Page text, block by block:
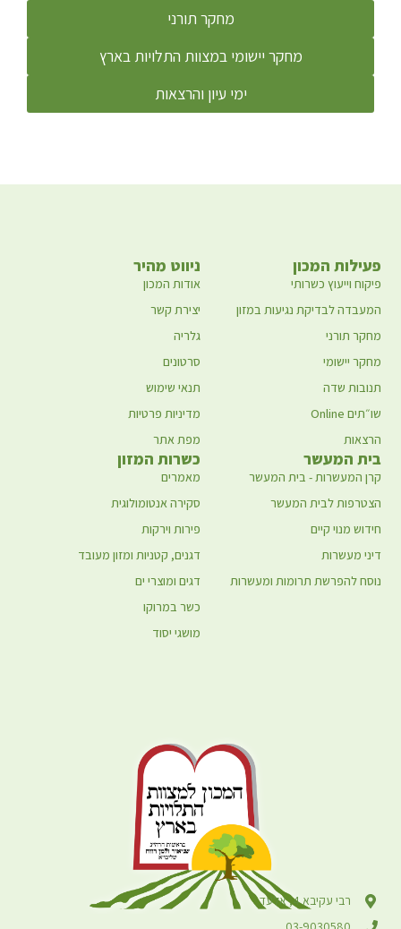
מחקר תורני
מחקר יישומי במצוות התלויות בארץ
ימי עיון והרצאות
רבי עקיבא 4, אלעד
ניווט מהיר
אודות המכון
יצירת קשר
גלריה
סרטונים
תנאי שימוש
מדיניות פרטיות
מפת אתר
פעילות המכון
פיקוח וייעוץ כשרותי
המעבדה לבדיקת נגיעות במזון
מחקר תורני
מחקר יישומי
תנובות שדה
שו״תים Online
הרצאות
כשרות המזון
מאמרים
סקירה אנטומולוגית
פירות וירקות
דגנים, קטניות ומזון מעובד
דגים ומוצרי ים
כשר במרוקו
מושגי יסוד
בית המעשר
קרן המעשרות - בית המעשר
הצטרפות לבית המעשר
חידוש מנוי קיים
דיני מעשרות
נוסח להפרשת תרומות ומעשרות